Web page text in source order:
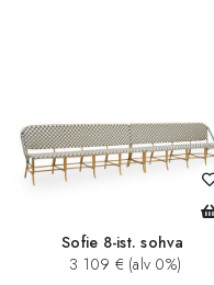
Sofie 8-ist. sohva
3 109 € (alv 0%)